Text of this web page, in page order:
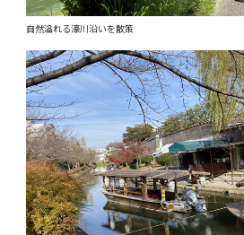
自然溢れる濠川沿いを散策